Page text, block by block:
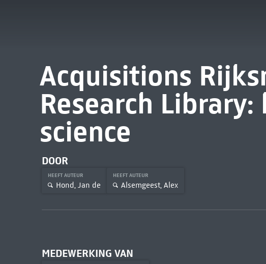
Acquisitions
Research
science
DOOR
HEEFT AUTEUR
Hond, Jan de
HEEFT AUTEUR
Alsemgeest, Alex
MEDEWERKING VAN